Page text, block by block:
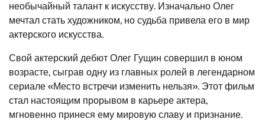
необычайный талант к искусству. Изначально Олег
мечтал стать художником, но судьба привела его в мир
актерского искусства.
Свой актерский дебют Олег Гущин совершил в юном
возрасте, сыграв одну из главных ролей в легендарном
сериале «Место встречи изменить нельзя». Этот фильм
стал настоящим прорывом в карьере актера,
мгновенно принеся ему мировую славу и признание.